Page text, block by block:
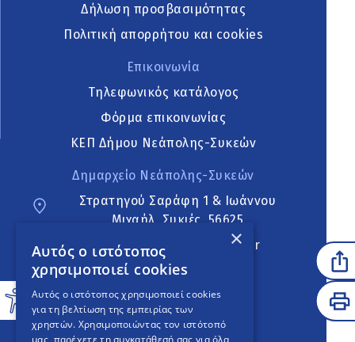
Δήλωση προσβασιμότητας
Πολιτική απορρήτου και cookies
Επικοινωνία
Τηλεφωνικός κατάλογος
Φόρμα επικοινωνίας
ΚΕΠ Δήμου Νεάπολης-Συκεών
Δημαρχείο Νεάπολης-Συκεών
Στρατηγού Σαράφη 1 & Ιωάννου
Μιχαήλ, Συκιές, 56625
neapoli.sykies@ddt.gov.gr
Ακολουθήστε
×
Αυτός ο ιστότοπος
χρησιμοποιεί cookies
Αυτός ο ιστότοπος χρησιμοποιεί cookies
για τη βελτίωση της εμπειρίας των
χρηστών. Χρησιμοποιώντας τον ιστότοπό
μας, παρέχετε τη συγκατάθεσή σας για όλα